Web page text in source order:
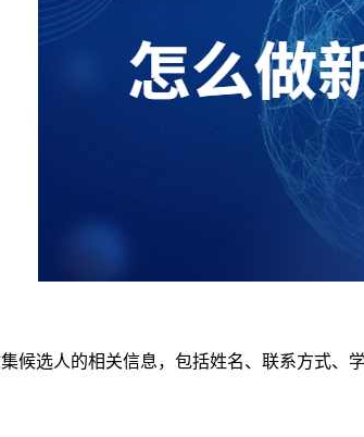
候选人的相关信息，包括姓名、联系方式、